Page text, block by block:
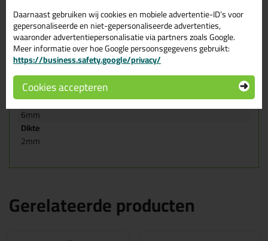
Milieuvriendelijke kleeflaag
Hoge isolatiewaarde
In pakjes zonder afdekfolie (=ZA)
Rotvrij
Eigenschappen PE beglazingsband
ZA 2x6mm pakje 250m (Glaserfix)
Breedte
6mm
Dikte
2mm
Gerelateerde producten
Daarnaast gebruiken wij cookies en mobiele advertentie-ID’s voor
gepersonaliseerde en niet-gepersonaliseerde advertenties,
waaronder advertentiepersonalisatie via partners zoals Google.
Meer informatie over hoe Google persoonsgegevens gebruikt:
https://business.safety.google/privacy/
Cookies accepteren